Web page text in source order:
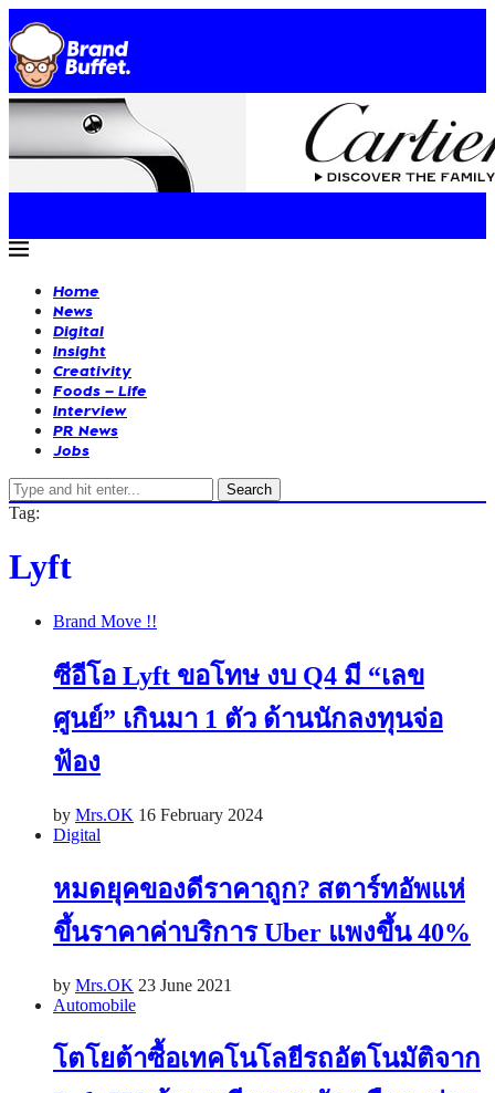
Home
News
Digital
Insight
Creativity
Foods – Life
Interview
PR News
Jobs
Search
Tag:
Lyft
Brand Move !!
ซีอีโอ Lyft ขอโทษ งบ Q4 มี “เลข
ศูนย์” เกินมา 1 ตัว ด้านนักลงทุนจ่อ
ฟ้อง
by Mrs.OK 16 February 2024
Digital
หมดยุคของดีราคาถูก? สตาร์ทอัพแห่
ขึ้นราคาค่าบริการ Uber แพงขึ้น 40%
by Mrs.OK 23 June 2021
Automobile
โตโยต้าซื้อเทคโนโลยีรถอัตโนมัติจาก